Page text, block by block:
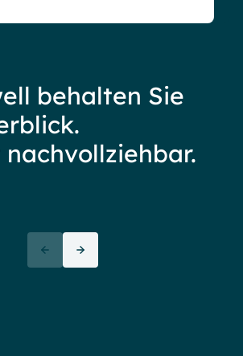
behalten Sie
nachvollziehbar.
72+